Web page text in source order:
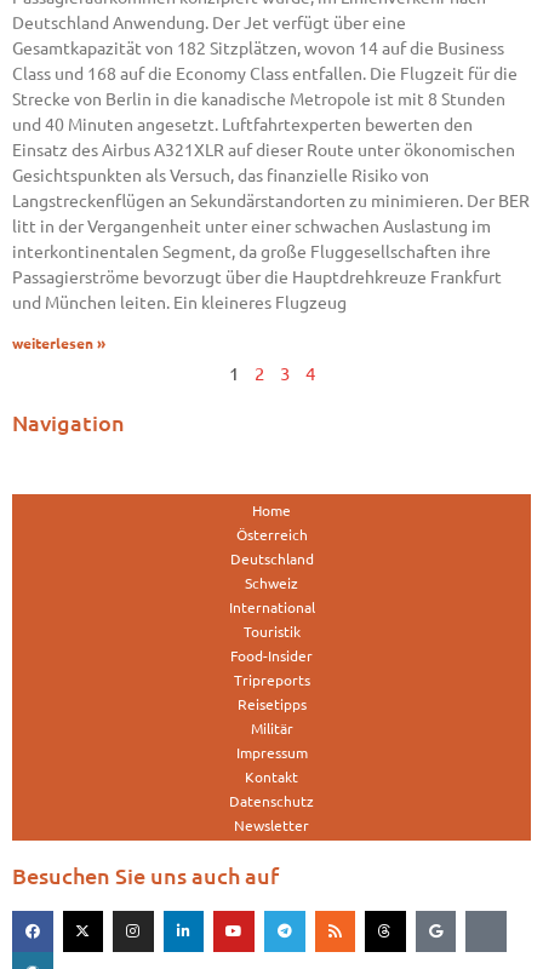
Deutschland Anwendung. Der Jet verfügt über eine
Gesamtkapazität von 182 Sitzplätzen, wovon 14 auf die Business
Class und 168 auf die Economy Class entfallen. Die Flugzeit für die
Strecke von Berlin in die kanadische Metropole ist mit 8 Stunden
und 40 Minuten angesetzt. Luftfahrtexperten bewerten den
Einsatz des Airbus A321XLR auf dieser Route unter ökonomischen
Gesichtspunkten als Versuch, das finanzielle Risiko von
Langstreckenflügen an Sekundärstandorten zu minimieren. Der BER
litt in der Vergangenheit unter einer schwachen Auslastung im
interkontinentalen Segment, da große Fluggesellschaften ihre
Passagierströme bevorzugt über die Hauptdrehkreuze Frankfurt
und München leiten. Ein kleineres Flugzeug
weiterlesen »
1 2 3 4
Navigation
Home
Österreich
Deutschland
Schweiz
International
Touristik
Food-Insider
Tripreports
Reisetipps
Militär
Impressum
Kontakt
Datenschutz
Newsletter
Besuchen Sie uns auch auf